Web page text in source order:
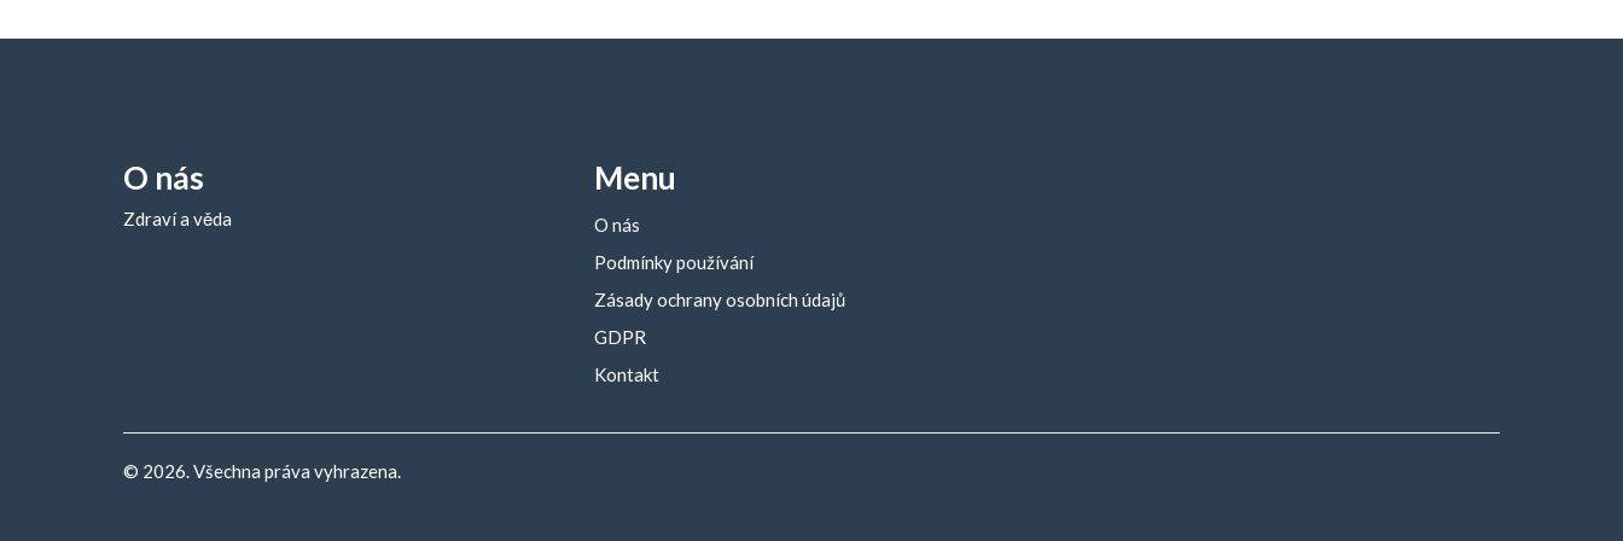
O nás
Zdraví a věda
Menu
O nás
Podmínky používání
Zásady ochrany osobních údajů
GDPR
Kontakt
© 2026. Všechna práva vyhrazena.